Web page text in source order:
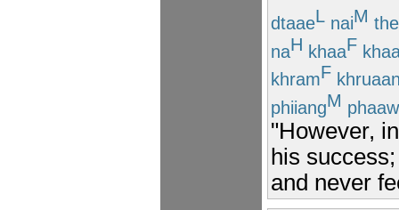
dtaaeL naiM
naH khaaF
khramF
phiiangM phaaw
"However,
his
and never